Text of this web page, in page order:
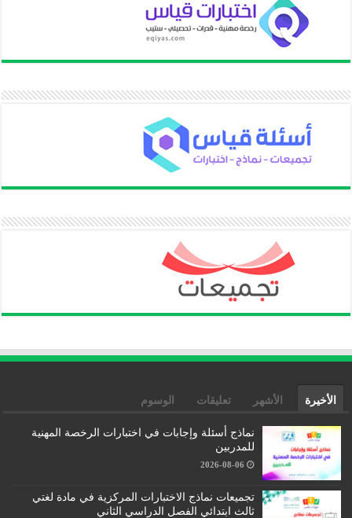
الأخيرة الأشهر تعليقات الوسوم
نماذج أسئلة وإجابات في اختبارات الرخصة المهنية
للمدربين
2026-08-06
تجميعات نماذج الاختبارات المركزية في مادة لغتي
ثالث ابتدائي الفصل الدراسي الثاني